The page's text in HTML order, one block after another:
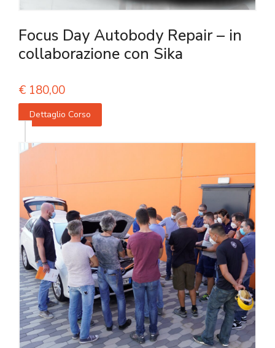
Focus Day Autobody Repair – in
collaborazione con Sika
€ 180,00
Dettaglio Corso